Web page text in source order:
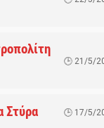
21/5/
Στύρα 17/5/